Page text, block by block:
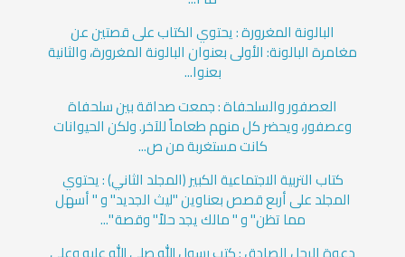
البالونة المغرورة : يحتوي الكتاب على قصتين عن
مغامرة البالونة: الأولى بعنوان البالونة المغرورة، والثانية
بعنوا...
العصفور والسلحفاة : جمعت صداقة بين سلحفاة
وعصفور، ويحضر كل منهم طعاماً للآخر. ولكن الحيوانات
كانت مستغربة من ص...
كتاب التربية الاجتماعية الكبير (المجلد الثاني) : يحتوي
المجلد على أربع قصص بعناوين "ليث الجديد" و " أسهل
مما تظن" و " مالك يجد حلاً" وقصة "...